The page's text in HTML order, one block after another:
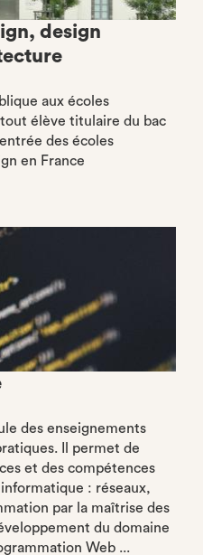
design
aux écoles
élève titulaire du bac
des écoles
en France
des enseignements
Il permet de
et des compétences
: réseaux,
par la maîtrise des
du domaine
Web ...